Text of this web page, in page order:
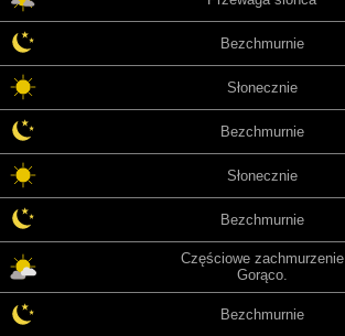
Bezchmurnie
Słonecznie
Bezchmurnie
Słonecznie
Bezchmurnie
Częściowe zachmurzenie
Gorąco.
Bezchmurnie